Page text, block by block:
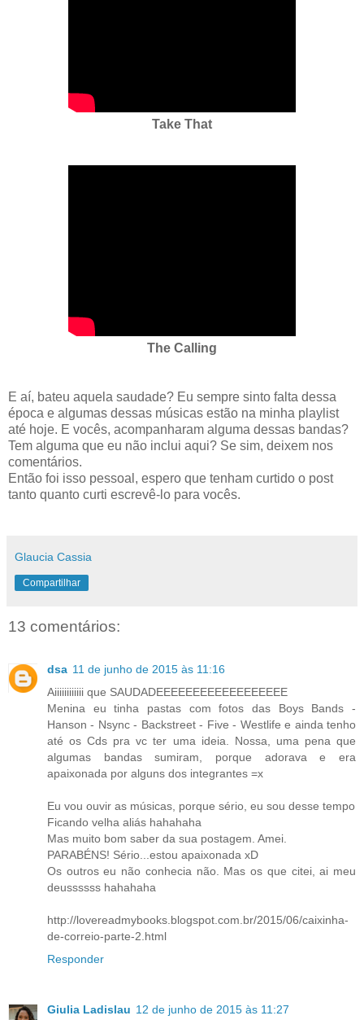
Take That
The Calling
E aí, bateu aquela saudade? Eu sempre sinto falta dessa
época e algumas dessas músicas estão na minha playlist
até hoje. E vocês, acompanharam alguma dessas bandas?
Tem alguma que eu não inclui aqui? Se sim, deixem nos
comentários.
Então foi isso pessoal, espero que tenham curtido o post
tanto quanto curti escrevê-lo para vocês.
Glaucia Cassia
Compartilhar
13 comentários:
dsa 11 de junho de 2015 às 11:16
Aiiiiiiiiiiii que SAUDADEEEEEEEEEEEEEEEEEE
Menina eu tinha pastas com fotos das Boys Bands -
Hanson - Nsync - Backstreet - Five - Westlife e ainda tenho
até os Cds pra vc ter uma ideia. Nossa, uma pena que
algumas bandas sumiram, porque adorava e era
apaixonada por alguns dos integrantes =x
Eu vou ouvir as músicas, porque sério, eu sou desse tempo
Ficando velha aliás hahahaha
Mas muito bom saber da sua postagem. Amei.
PARABÉNS! Sério...estou apaixonada xD
Os outros eu não conhecia não. Mas os que citei, ai meu
deussssss hahahaha
http://lovereadmybooks.blogspot.com.br/2015/06/caixinha-
de-correio-parte-2.html
Responder
Giulia Ladislau 12 de junho de 2015 às 11:27